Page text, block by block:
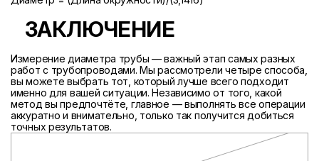
ЗАКЛЮЧЕНИЕ
Измерение диаметра трубы — важный этап самых разных
работ с трубопроводами. Мы рассмотрели четыре способа,
вы можете выбрать тот, который лучше всего подходит
именно для вашей ситуации. Независимо от того, какой
метод вы предпочтёте, главное — выполнять все операции
аккуратно и внимательно, только так получится добиться
точных результатов.